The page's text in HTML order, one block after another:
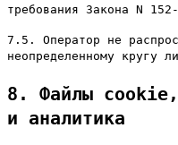
требования Закона N
7.5. Оператор не
неопределенному кругу
8. Файлы cookie,
и аналитика